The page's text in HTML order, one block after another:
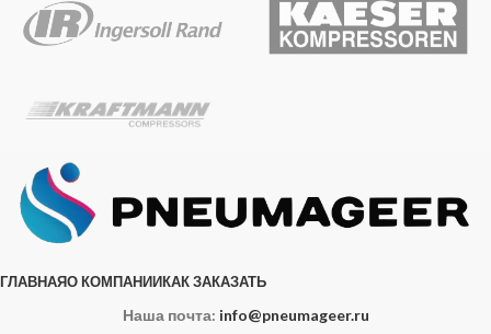
ГЛАВНАЯО КОМПАНИИКАК ЗАКАЗАТЬ
Наша почта: info@pneumageer.ru